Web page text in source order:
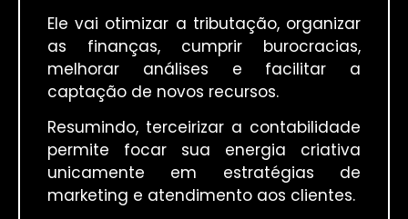
Ele vai otimizar a tributação, organizar
as finanças, cumprir burocracias,
melhorar análises e facilitar a
captação de novos recursos.
Resumindo, terceirizar a contabilidade
permite focar sua energia criativa
unicamente em estratégias de
marketing e atendimento aos clientes.